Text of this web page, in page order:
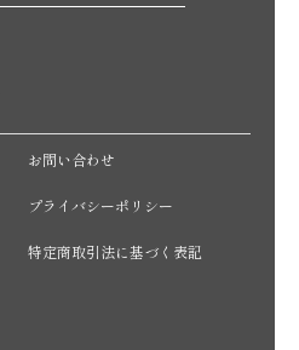
お問い合わせ
プライバシーポリシー
特定商取引法に基づく表記